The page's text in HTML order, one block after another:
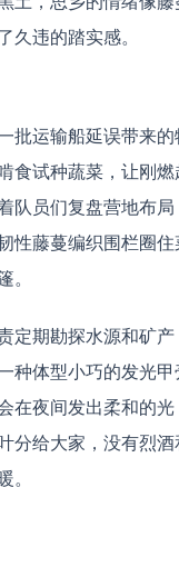
久违的踏实感。
批运输船延误带来
食试种蔬菜，让刚
队员们复盘营地布
性藤蔓编织围栏圈
。
定期勘探水源和矿
体型小巧的发光甲
夜间发出柔和的光
分给大家，没有烈酒
。